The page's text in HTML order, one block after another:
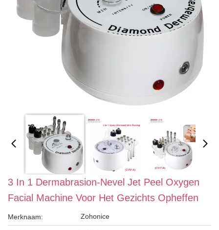
3 In 1 Dermabrasion-Nevel Jet Peel Oxygen
Facial Machine Voor Het Gezichts Opheffen
Merknaam: Zohonice